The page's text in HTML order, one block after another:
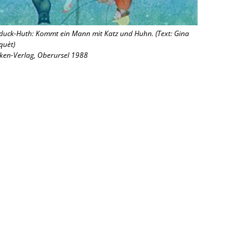
Huth: Kommt ein Mann mit Katz und Huhn. (Text: Gina
Verlag, Oberursel 1988